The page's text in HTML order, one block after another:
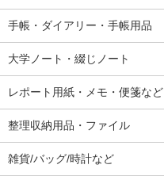
手帳・ダイアリー・手帳用品
大学ノート・綴じノート
レポート用紙・メモ・便箋など
整理収納用品・ファイル
雑貨/バッグ/時計など